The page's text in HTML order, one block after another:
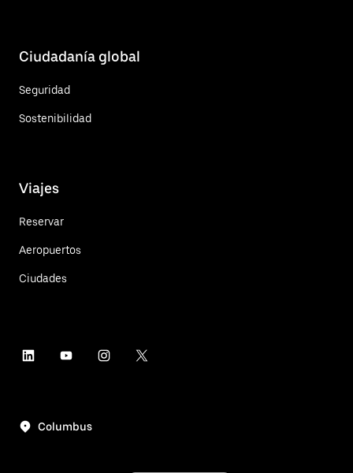
Ciudadanía global
Seguridad
Sostenibilidad
Viajes
Reservar
Aeropuertos
Ciudades
Columbus